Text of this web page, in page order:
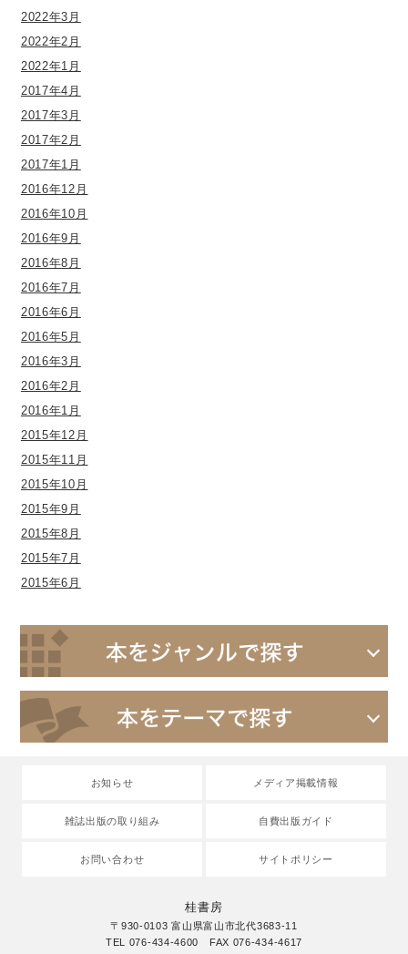
2022年3月
2022年2月
2022年1月
2017年4月
2017年3月
2017年2月
2017年1月
2016年12月
2016年10月
2016年9月
2016年8月
2016年7月
2016年6月
2016年5月
2016年3月
2016年2月
2016年1月
2015年12月
2015年11月
2015年10月
2015年9月
2015年8月
2015年7月
2015年6月
お知らせ メディア掲載情報
雑誌出版の取り組み 自費出版ガイド
お問い合わせ サイトポリシー
桂書房
〒930-0103 富山県富山市北代3683-11
TEL 076-434-4600 FAX 076-434-4617